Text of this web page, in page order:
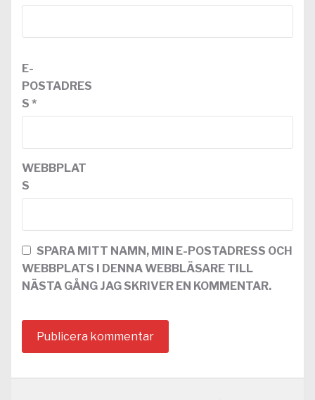
E-
POSTADRES
S *
WEBBPLAT
S
SPARA MITT NAMN, MIN E-POSTADRESS OCH
WEBBPLATS I DENNA WEBBLÄSARE TILL
NÄSTA GÅNG JAG SKRIVER EN KOMMENTAR.